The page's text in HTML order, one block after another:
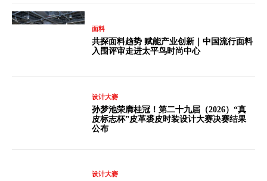
面料
共探面料趋势 赋能产业创新｜中国流行面料
入围评审走进太平鸟时尚中心
设计大赛
孙梦池荣膺桂冠！第二十九届（2026）“真
皮标志杯”皮革裘皮时装设计大赛决赛结果
公布
设计大赛